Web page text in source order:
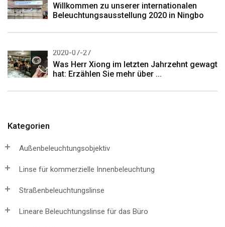
Willkommen zu unserer internationalen
Beleuchtungsausstellung 2020 in Ningbo
2020-07-27
Was Herr Xiong im letzten Jahrzehnt gewagt
hat: Erzählen Sie mehr über ...
Kategorien
Außenbeleuchtungsobjektiv
Linse für kommerzielle Innenbeleuchtung
Straßenbeleuchtungslinse
Lineare Beleuchtungslinse für das Büro